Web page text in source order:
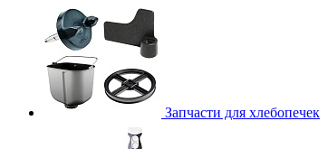
Запчасти для хлебопечек